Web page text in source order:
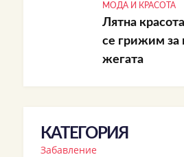
МОДА И КРАСОТА
Лятна
се грижим за
жегата
КАТЕГОРИЯ
Забавление